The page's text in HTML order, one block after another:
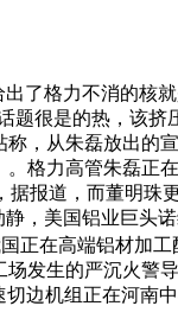
了格力不消的核
题很是的热，该挤
，从朱磊放出的
格力高管朱磊正
报道，而董明珠
，美国铝业巨头
正在高端铝材加
发生的严沉火警
边机组正在河南